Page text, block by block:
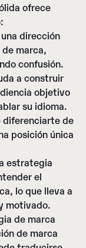
ofrece
dirección
marca,
confusión.
a construir
objetivo
su idioma.
diferenciarte de
posición única
estrategia
el
lo que lleva a
motivado.
de marca
de marca